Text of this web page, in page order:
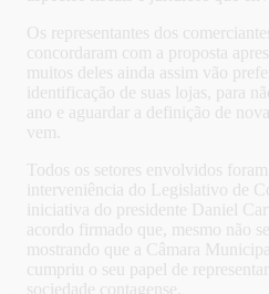
Os representantes dos
concordaram com a proposta
muitos deles ainda assim vão
identificação de suas lojas, para
ano e aguardar a definição de
vem.
Todos os setores envolvidos
interveniência do Legislativo de
iniciativa do presidente Daniel
acordo firmado que, mesmo não
mostrando que a Câmara
cumpriu o seu papel de
sociedade contagense.